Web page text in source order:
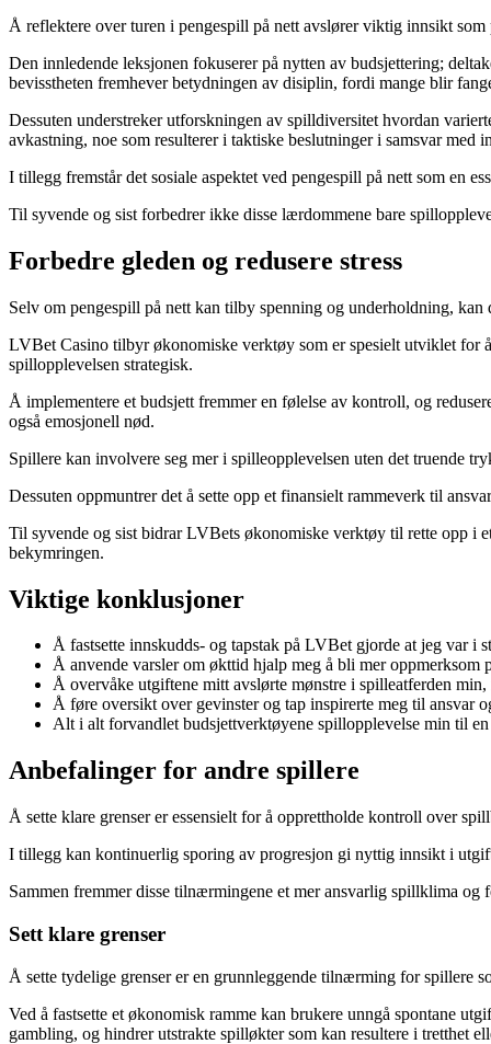
Å reflektere over turen i pengespill på nett avslører viktig innsikt
Den innledende leksjonen fokuserer på nytten av budsjettering;
bevisstheten fremhever betydningen av disiplin, fordi mange blir
Dessuten understreker utforskningen av spilldiversitet hvordan
avkastning, noe som resulterer i taktiske beslutninger i samsvar med
I tillegg fremstår det sosiale aspektet ved pengespill på nett som en
Til syvende og sist forbedrer ikke disse lærdommene bare
Forbedre gleden og redusere stress
Selv om pengespill på nett kan tilby spenning og underholdning,
LVBet Casino tilbyr økonomiske verktøy som er spesielt utviklet for
spillopplevelsen strategisk.
Å implementere et budsjett fremmer en følelse av kontroll, og
også emosjonell nød.
Spillere kan involvere seg mer i spilleopplevelsen uten det truende
Dessuten oppmuntrer det å sette opp et finansielt rammeverk til
Til syvende og sist bidrar LVBets økonomiske verktøy til rette opp i
bekymringen.
Viktige konklusjoner
Å fastsette innskudds- og tapstak på LVBet gjorde at jeg var i
Å anvende varsler om økttid hjalp meg å bli mer
Å overvåke utgiftene mitt avslørte mønstre i spilleatferden
Å føre oversikt over gevinster og tap inspirerte meg til ansvar
Alt i alt forvandlet budsjettverktøyene spillopplevelse min til
Anbefalinger for andre spillere
Å sette klare grenser er essensielt for å opprettholde kontroll over
I tillegg kan kontinuerlig sporing av progresjon gi nyttig innsikt i
Sammen fremmer disse tilnærmingene et mer ansvarlig spillklima og
Sett klare grenser
Å sette tydelige grenser er en grunnleggende tilnærming for spillere
Ved å fastsette et økonomisk ramme kan brukere unngå spontane
gambling, og hindrer utstrakte spilløkter som kan resultere i tretthet